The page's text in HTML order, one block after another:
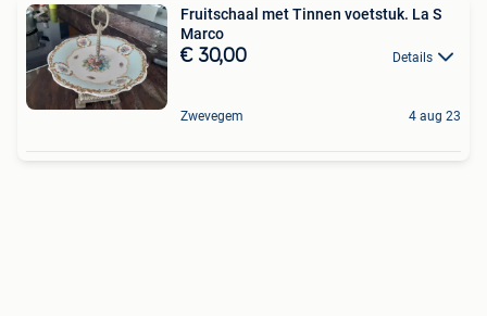
Fruitschaal met Tinnen voetstuk. La S
Marco
€ 30,00 Details
Zwevegem 4 aug 23